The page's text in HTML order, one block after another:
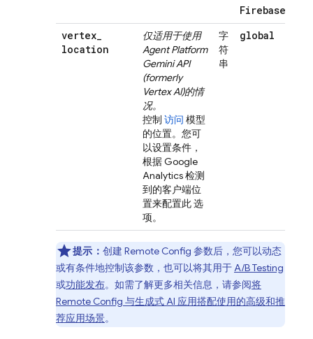
Firebase!
vertex_
location
仅适用于使用
Agent Platform
Gemini API
(formerly
Vertex AI)的情
况。
控制 访问 模型
的位置。您可
以设置条件，
根据Google
Analytics检测
到的客户端位
置来配置此 选
项。
字
符
串
global
提示： 创建 Remote Config 参数后，您可以动态
或有条件地控制该参数，也可以将其用于A/B Testing
或功能发布。如需了解更多相关信息，请参阅将
Remote Config 与生成式 AI 应用搭配使用的高级和推
荐应用场景。